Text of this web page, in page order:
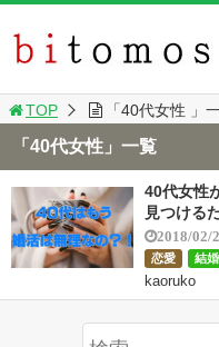
TOP 「40代女性 」
「40代女性」一覧
40代女性
見つける
2018/02/
恋愛 結婚
kaoruko